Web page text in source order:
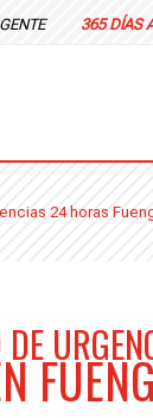
365 DÍAS
24 horas
DE